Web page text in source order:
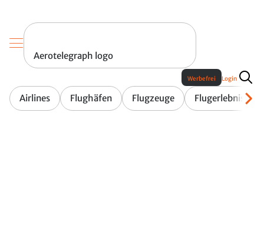
Aerotelegraph logo
Airlines Flughäfen Flugzeuge Flugerlebnis
Werbefrei Login